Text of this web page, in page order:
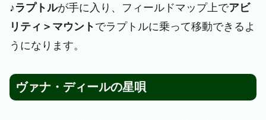
♪ラプトルが手に入り、フィールドマップ上でアビ
リティ＞マウント でラプトルに乗って移動できるよ
うになります。
ヴァナ・ディールの星唄